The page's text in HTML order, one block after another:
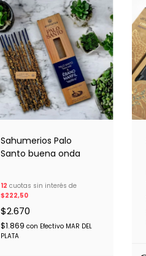
Sahumerios Palo
Santo buena onda
12 cuotas sin interés de
$222,50
$2.670
$1.869 con Efectivo MAR DEL
PLATA